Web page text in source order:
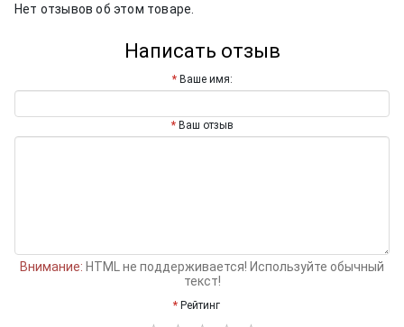
Нет отзывов об этом товаре.
Написать отзыв
Ваше имя:
Ваш отзыв
Внимание: HTML не поддерживается! Используйте обычный
текст!
Рейтинг